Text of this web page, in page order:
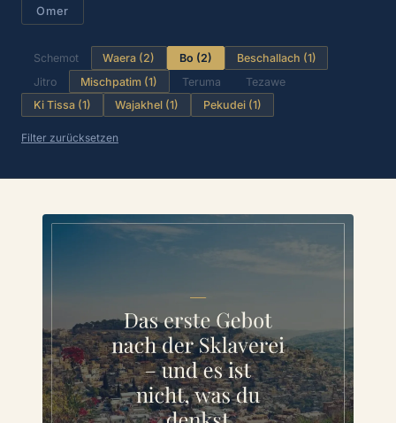
Omer
Schemot Waera (2) Bo (2)
Beschallach (1)
Jitro
Mischpatim (1) Teruma
Tezawe
Ki Tissa (1)
Wajakhel (1) Pekudei (1)
Filter zurücksetzen